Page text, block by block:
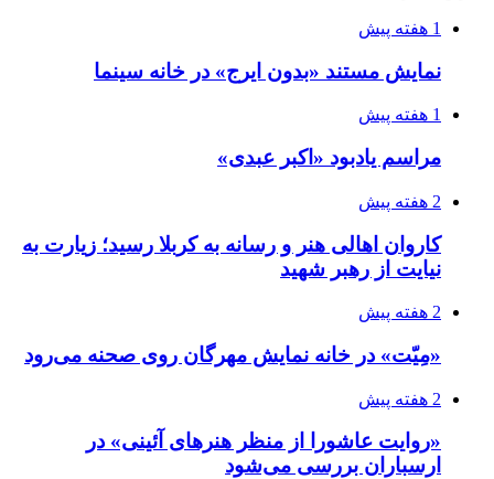
1 هفته پیش
نمایش مستند «بدون ایرج» در خانه سینما
1 هفته پیش
مراسم یادبود «اکبر عبدی»
2 هفته پیش
کاروان اهالی هنر و رسانه به کربلا رسید؛ زیارت به
نیایت از رهبر شهید
2 هفته پیش
«مِیّت» در خانه نمایش مهرگان روی صحنه می‌رود
2 هفته پیش
«روایت عاشورا از منظر هنرهای آئینی» در
ارسباران بررسی می‌شود